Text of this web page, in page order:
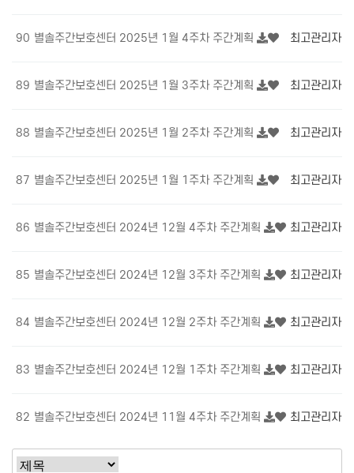
90 별솔주간보호센터 2025년 1월 4주차 주간계획 최고관리자
89 별솔주간보호센터 2025년 1월 3주차 주간계획 최고관리자
88 별솔주간보호센터 2025년 1월 2주차 주간계획 최고관리자
87 별솔주간보호센터 2025년 1월 1주차 주간계획 최고관리자
86 별솔주간보호센터 2024년 12월 4주차 주간계획 최고관리자
85 별솔주간보호센터 2024년 12월 3주차 주간계획 최고관리자
84 별솔주간보호센터 2024년 12월 2주차 주간계획 최고관리자
83 별솔주간보호센터 2024년 12월 1주차 주간계획 최고관리자
82 별솔주간보호센터 2024년 11월 4주차 주간계획 최고관리자